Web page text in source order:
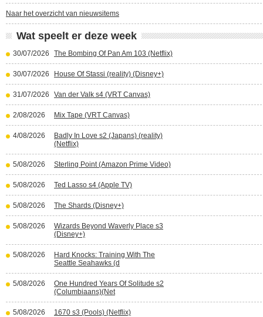
Naar het overzicht van nieuwsitems
Wat speelt er deze week
30/07/2026 The Bombing Of Pan Am 103 (Netflix)
30/07/2026 House Of Stassi (reality) (Disney+)
31/07/2026 Van der Valk s4 (VRT Canvas)
2/08/2026 Mix Tape (VRT Canvas)
4/08/2026
Badly In Love s2 (Japans) (reality)
(Netflix)
5/08/2026 Sterling Point (Amazon Prime Video)
5/08/2026 Ted Lasso s4 (Apple TV)
5/08/2026 The Shards (Disney+)
5/08/2026
Wizards Beyond Waverly Place s3
(Disney+)
5/08/2026
Hard Knocks: Training With The
Seattle Seahawks (d
5/08/2026
One Hundred Years Of Solitude s2
(Columbiaans)(Net
5/08/2026 1670 s3 (Pools) (Netflix)